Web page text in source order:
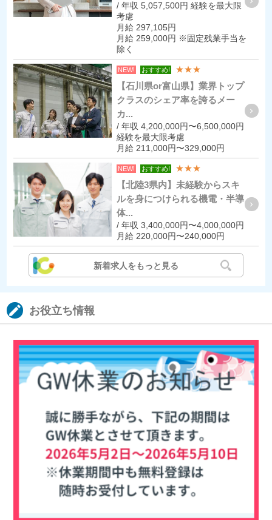
/ 年収 5,057,500円 経験を最大限
考慮
月給 297,105円
月給 259,000円 ※固定残業手当を
除く
NEW! おすすめ! ★★★
【石川県or富山県】業界トップ
クラスのシェア率を誇るメー
カ...
/ 年収 4,200,000円〜6,500,000円
経験を最大限考慮
月給 211,000円〜329,000円
NEW! おすすめ! ★★★
【北陸3県内】未経験からスキ
ルを身につけられる機電・半導
体...
/ 年収 3,400,000円〜4,000,000円
月給 220,000円〜240,000円
新着求人をもっと見る
お役立ち情報